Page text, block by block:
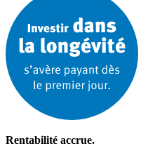
Rentabilité accrue.